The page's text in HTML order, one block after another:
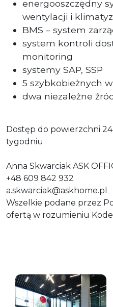
energooszczędny
wentylacji i
BMS – system
system kontroli
monitoring
systemy SAP, SSP
5 szybkobieżnych
dwa niezależne
Dostęp do powierzchni
tygodniu
Anna Skwarciak ASK
+48 609 842 932
a.skwarciak@askhome.pl
Wszelkie podane przez
ofertą w rozumieniu